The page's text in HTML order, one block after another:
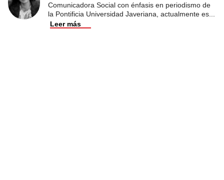
Comunicadora Social con énfasis en periodismo de
la Pontificia Universidad Javeriana, actualmente es
Leer más